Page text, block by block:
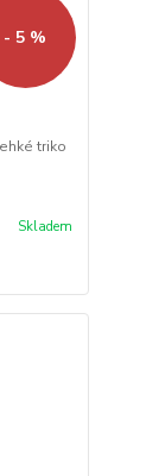
- 5 %
triko
Skladem